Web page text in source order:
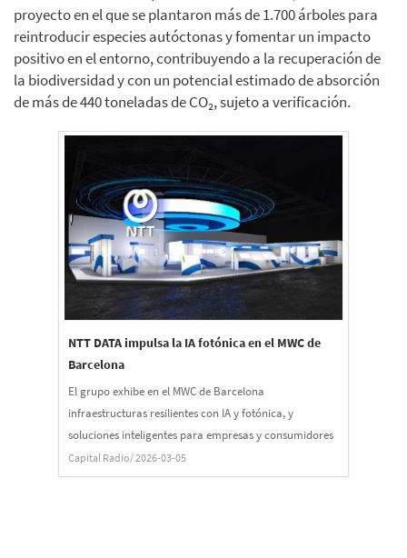
proyecto en el que se plantaron más de 1.700 árboles para
reintroducir especies autóctonas y fomentar un impacto
positivo en el entorno, contribuyendo a la recuperación de
la biodiversidad y con un potencial estimado de absorción
de más de 440 toneladas de CO₂, sujeto a verificación.
NTT DATA impulsa la IA fotónica en el MWC de
Barcelona
El grupo exhibe en el MWC de Barcelona
infraestructuras resilientes con IA y fotónica, y
soluciones inteligentes para empresas y consumidores
Capital Radio/ 2026-03-05